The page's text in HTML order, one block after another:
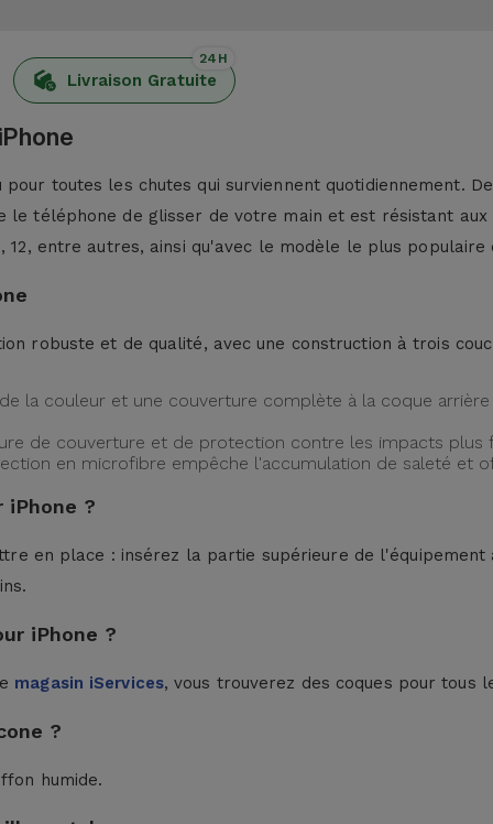
Livraison Gratuite
24H
pour toutes les chutes qui surviennent quotidiennement.
le téléphone de glisser de votre main et est résistant aux
12, entre autres, ainsi qu'avec le modèle le plus
robuste et de qualité, avec une construction à trois
la couleur et une couverture complète à la coque
de couverture et de protection contre les impacts plus
en microfibre empêche l'accumulation de saleté et
iPhone ?
en place : insérez la partie supérieure de
iPhone ?
magasin iServices, vous trouverez des coques pour tous
?
humide.